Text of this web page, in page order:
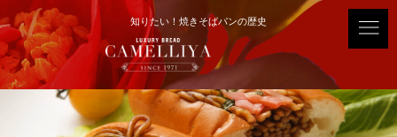
知りたい！焼きそばパンの歴史